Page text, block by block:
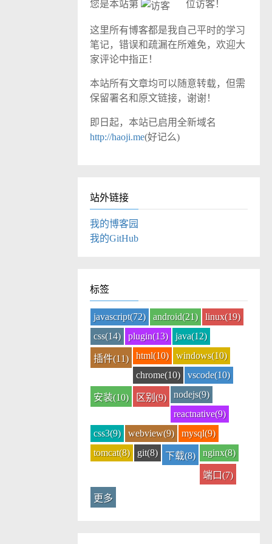
您是本站第 位访客！
这里所有博客都是我自己平时的学习
笔记，错误和疏漏在所难免，欢迎大
家评论中指正！
本站所有文章均可以随意转载，但需
保留署名和原文链接，谢谢！
即日起，本站已启用全新域名
http://haoji.me(好记么)
站外链接
我的博客园
我的GitHub
标签
javascript(72) android(21)
linux(19)
css(14)
plugin(13) java(12)
插件(11) html(10)
windows(10)
chrome(10)
vscode(10)
安装(10) 区别(9)
nodejs(9)
reactnative(9)
css3(9)
webview(9)
mysql(9)
tomcat(8)
git(8) 下载(8) nginx(8)
端口(7)
更多